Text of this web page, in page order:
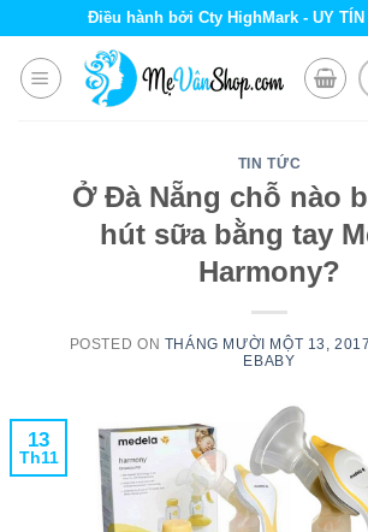
content
Điều hành bởi Cty HighMark - UY TÍN
TIN TỨC
Ở Đà Nẵng chỗ nào
hút sữa bằng tay
Harmony?
POSTED ON THÁNG MƯỜI MỘT 13, 2017
EBABY
13
Th11